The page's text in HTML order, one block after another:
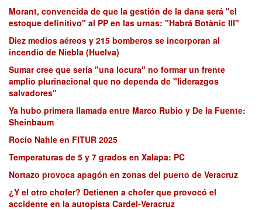
Morant, convencida de que la gestión de la dana será "el
estoque definitivo" al PP en las urnas: "Habrá Botànic III"
Diez medios aéreos y 215 bomberos se incorporan al
incendio de Niebla (Huelva)
Sumar cree que sería "una locura" no formar un frente
amplio plurinacional que no dependa de "liderazgos
salvadores"
Ya hubo primera llamada entre Marco Rubio y De la Fuente:
Sheinbaum
Rocío Nahle en FITUR 2025
Temperaturas de 5 y 7 grados en Xalapa: PC
Nortazo provoca apagón en zonas del puerto de Veracruz
¿Y el otro chofer? Detienen a chofer que provocó el
accidente en la autopista Cardel-Veracruz